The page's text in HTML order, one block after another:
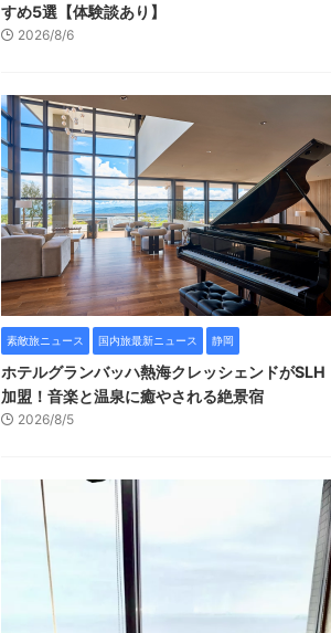
すめ5選【体験談あり】
2026/8/6
素敵旅ニュース 国内旅最新ニュース 静岡
ホテルグランバッハ熱海クレッシェンドがSLH
加盟！音楽と温泉に癒やされる絶景宿
2026/8/5